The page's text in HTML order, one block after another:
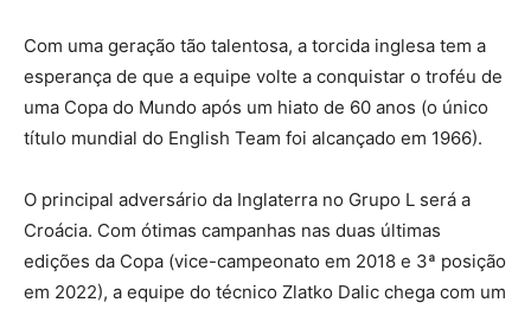
Com uma geração tão talentosa, a torcida inglesa tem a
esperança de que a equipe volte a conquistar o troféu de
uma Copa do Mundo após um hiato de 60 anos (o único
título mundial do English Team foi alcançado em 1966).
O principal adversário da Inglaterra no Grupo L será a
Croácia. Com ótimas campanhas nas duas últimas
edições da Copa (vice-campeonato em 2018 e 3ª posição
em 2022), a equipe do técnico Zlatko Dalic chega com um